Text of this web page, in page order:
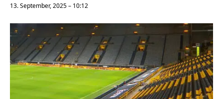
13. September, 2025 – 10:12